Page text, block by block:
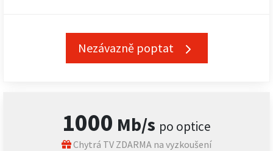
Nezávazně poptat
1000 Mb/s po optice
Chytrá TV ZDARMA na vyzkoušení